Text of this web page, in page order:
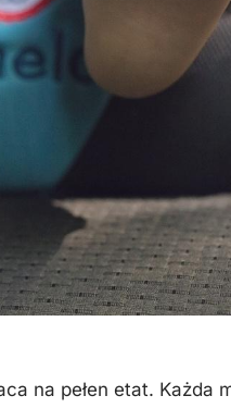
na pełen etat. Każda